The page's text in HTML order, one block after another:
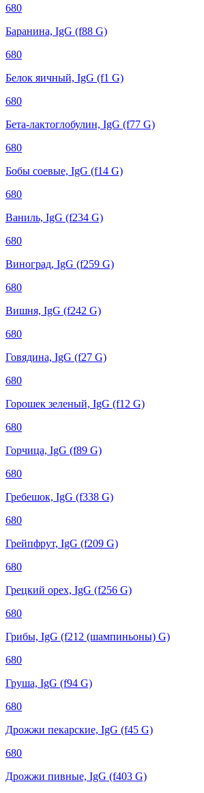
680
Баранина, IgG (f88 G)
680
Белок яичный, IgG (f1 G)
680
Бета-лактоглобулин, IgG (f77 G)
680
Бобы соевые, IgG (f14 G)
680
Ваниль, IgG (f234 G)
680
Виноград, IgG (f259 G)
680
Вишня, IgG (f242 G)
680
Говядина, IgG (f27 G)
680
Горошек зеленый, IgG (f12 G)
680
Горчица, IgG (f89 G)
680
Гребешок, IgG (f338 G)
680
Грейпфрут, IgG (f209 G)
680
Грецкий орех, IgG (f256 G)
680
Грибы, IgG (f212 (шампиньоны) G)
680
Груша, IgG (f94 G)
680
Дрожжи пекарские, IgG (f45 G)
680
Дрожжи пивные, IgG (f403 G)